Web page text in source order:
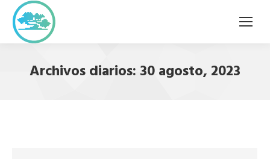
Archivos diarios: 30 agosto, 2023